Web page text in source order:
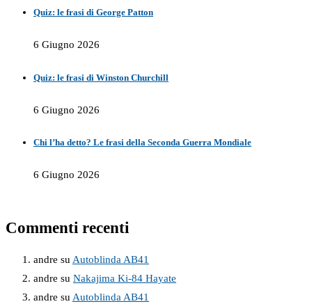
Quiz: le frasi di George Patton
6 Giugno 2026
Quiz: le frasi di Winston Churchill
6 Giugno 2026
Chi l’ha detto? Le frasi della Seconda Guerra Mondiale
6 Giugno 2026
Commenti recenti
andre su Autoblinda AB41
andre su Nakajima Ki-84 Hayate
andre su Autoblinda AB41